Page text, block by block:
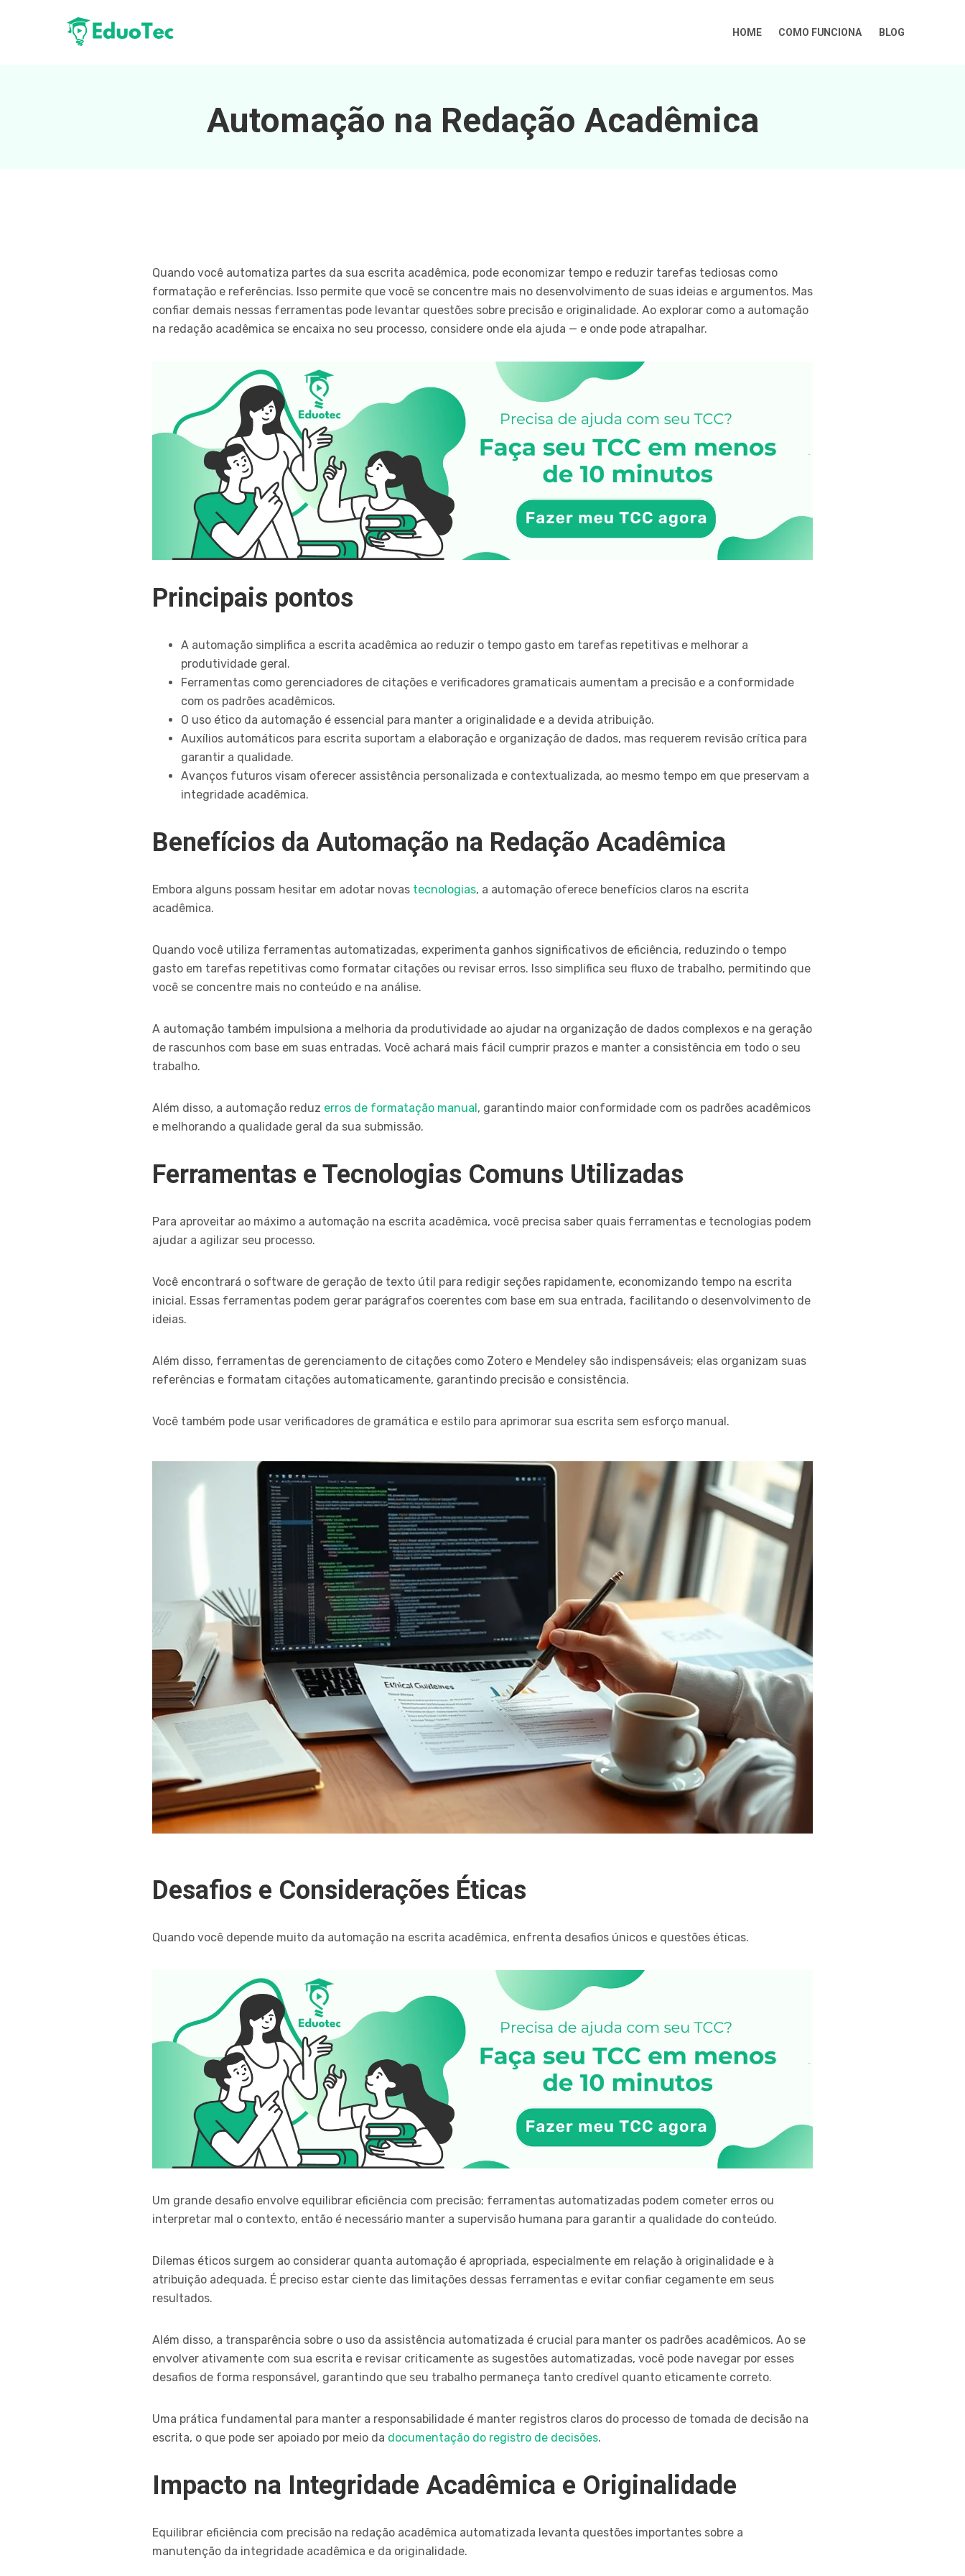
HOME COMO FUNCIONA BLOG
Automação na Redação Acadêmica
Quando você automatiza partes da sua escrita acadêmica, pode economizar tempo e reduzir tarefas tediosas como
formatação e referências. Isso permite que você se concentre mais no desenvolvimento de suas ideias e argumentos. Mas
confiar demais nessas ferramentas pode levantar questões sobre precisão e originalidade. Ao explorar como a automação
na redação acadêmica se encaixa no seu processo, considere onde ela ajuda — e onde pode atrapalhar.
Principais pontos
A automação simplifica a escrita acadêmica ao reduzir o tempo gasto em tarefas repetitivas e melhorar a
produtividade geral.
Ferramentas como gerenciadores de citações e verificadores gramaticais aumentam a precisão e a conformidade
com os padrões acadêmicos.
O uso ético da automação é essencial para manter a originalidade e a devida atribuição.
Auxílios automáticos para escrita suportam a elaboração e organização de dados, mas requerem revisão crítica para
garantir a qualidade.
Avanços futuros visam oferecer assistência personalizada e contextualizada, ao mesmo tempo em que preservam a
integridade acadêmica.
Benefícios da Automação na Redação Acadêmica
Embora alguns possam hesitar em adotar novas tecnologias, a automação oferece benefícios claros na escrita
acadêmica.
Quando você utiliza ferramentas automatizadas, experimenta ganhos significativos de eficiência, reduzindo o tempo
gasto em tarefas repetitivas como formatar citações ou revisar erros. Isso simplifica seu fluxo de trabalho, permitindo que
você se concentre mais no conteúdo e na análise.
A automação também impulsiona a melhoria da produtividade ao ajudar na organização de dados complexos e na geração
de rascunhos com base em suas entradas. Você achará mais fácil cumprir prazos e manter a consistência em todo o seu
trabalho.
Além disso, a automação reduz erros de formatação manual, garantindo maior conformidade com os padrões acadêmicos
e melhorando a qualidade geral da sua submissão.
Ferramentas e Tecnologias Comuns Utilizadas
Para aproveitar ao máximo a automação na escrita acadêmica, você precisa saber quais ferramentas e tecnologias podem
ajudar a agilizar seu processo.
Você encontrará o software de geração de texto útil para redigir seções rapidamente, economizando tempo na escrita
inicial. Essas ferramentas podem gerar parágrafos coerentes com base em sua entrada, facilitando o desenvolvimento de
ideias.
Além disso, ferramentas de gerenciamento de citações como Zotero e Mendeley são indispensáveis; elas organizam suas
referências e formatam citações automaticamente, garantindo precisão e consistência.
Você também pode usar verificadores de gramática e estilo para aprimorar sua escrita sem esforço manual.
Desafios e Considerações Éticas
Quando você depende muito da automação na escrita acadêmica, enfrenta desafios únicos e questões éticas.
Um grande desafio envolve equilibrar eficiência com precisão; ferramentas automatizadas podem cometer erros ou
interpretar mal o contexto, então é necessário manter a supervisão humana para garantir a qualidade do conteúdo.
Dilemas éticos surgem ao considerar quanta automação é apropriada, especialmente em relação à originalidade e à
atribuição adequada. É preciso estar ciente das limitações dessas ferramentas e evitar confiar cegamente em seus
resultados.
Além disso, a transparência sobre o uso da assistência automatizada é crucial para manter os padrões acadêmicos. Ao se
envolver ativamente com sua escrita e revisar criticamente as sugestões automatizadas, você pode navegar por esses
desafios de forma responsável, garantindo que seu trabalho permaneça tanto credível quanto eticamente correto.
Uma prática fundamental para manter a responsabilidade é manter registros claros do processo de tomada de decisão na
escrita, o que pode ser apoiado por meio da documentação do registro de decisões.
Impacto na Integridade Acadêmica e Originalidade
Equilibrar eficiência com precisão na redação acadêmica automatizada levanta questões importantes sobre a
manutenção da integridade acadêmica e da originalidade.